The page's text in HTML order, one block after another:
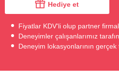
Hediye et
Fiyatlar KDV'li olup partner
Deneyimler çalışanlarımız
Deneyim lokasyonlarının gerçek